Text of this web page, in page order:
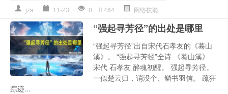
jza 11-23 0 484 网络技能
“强起寻芳径”的出处是哪里
“强起寻芳径”出自宋代石孝友的《蓦山
溪》。 “强起寻芳径”全诗 《蓦山溪》
宋代 石孝友 醉魂初醒。 强起寻芳径。
一似楚云归，诮没个、鳞书羽信。 疏狂
踪迹...